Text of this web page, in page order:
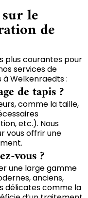
le
de
plus courantes pour
services de
Welkenraedts :
de tapis ?
comme la taille,
etc.). Nous
vous offrir une
vous ?
une large gamme
anciens,
délicates comme la